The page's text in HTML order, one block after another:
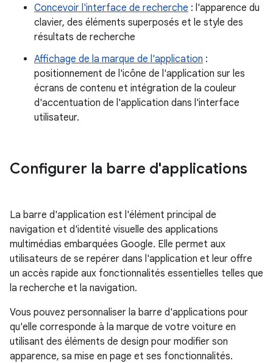
Concevoir l'interface de recherche : l'apparence du
clavier, des éléments superposés et le style des
résultats de recherche
Affichage de la marque de l'application :
positionnement de l'icône de l'application sur les
écrans de contenu et intégration de la couleur
d'accentuation de l'application dans l'interface
utilisateur.
Configurer la barre d'applications
La barre d'application est l'élément principal de
navigation et d'identité visuelle des applications
multimédias embarquées Google. Elle permet aux
utilisateurs de se repérer dans l'application et leur offre
un accès rapide aux fonctionnalités essentielles telles que
la recherche et la navigation.
Vous pouvez personnaliser la barre d'applications pour
qu'elle corresponde à la marque de votre voiture en
utilisant des éléments de design pour modifier son
apparence, sa mise en page et ses fonctionnalités.